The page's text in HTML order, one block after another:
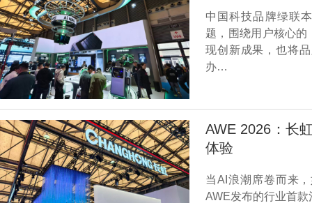
中国科技品牌绿联
题，围绕用户核心
现创新成果，也将
办…
AWE 2026：长
体验
当AI浪潮席卷而来
AWE发布的行业首款